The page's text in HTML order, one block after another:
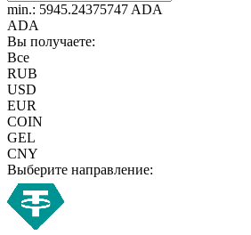
min.: 5945.24375747 ADA
ADA
Вы получаете:
Все
RUB
USD
EUR
COIN
GEL
CNY
Выберите направление: